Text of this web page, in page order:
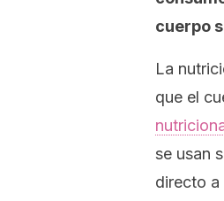
cuerpo
La
que el
se usan
directo a